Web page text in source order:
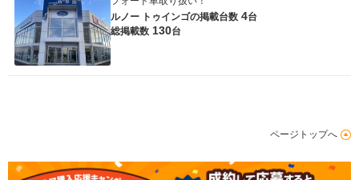
ルノー トゥインゴの掲載台数 4台
総掲載数 130台
ページトップへ